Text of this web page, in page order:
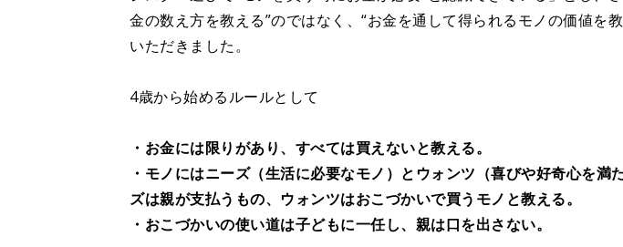
金の数え方を教える”のではなく、“お金を通して得られるモノの価値を
いただきました。
4歳から始めるルールとして
・お金には限りがあり、すべては買えないと教える。
・モノにはニーズ（生活に必要なモノ）とウォンツ（喜びや好奇心を満
ズは親が支払うもの、ウォンツはおこづかいで買うモノと教える。
・おこづかいの使い道は子どもに一任し、親は口を出さない。